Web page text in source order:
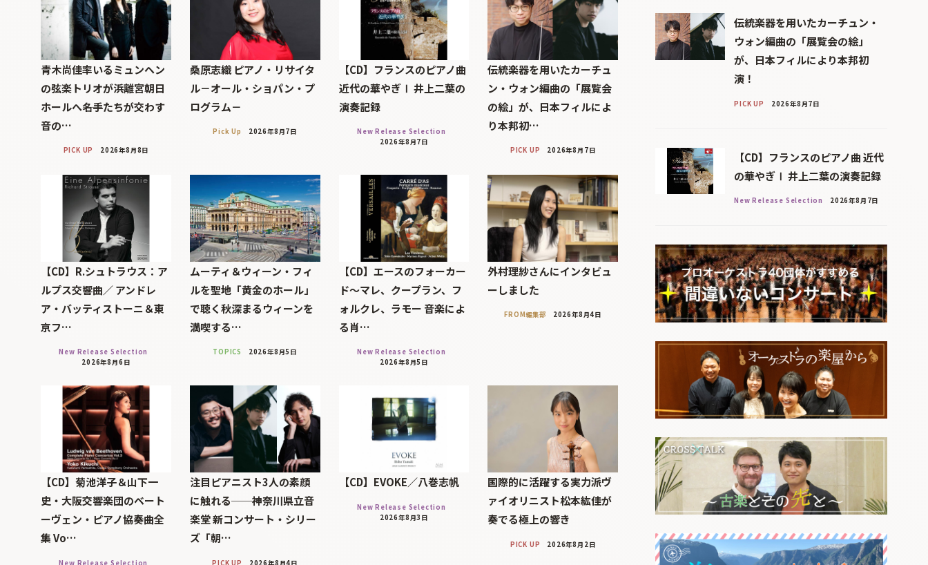
青木尚佳率いるミュンヘン
の弦楽トリオが浜離宮朝日
ホールへ――名手たちが交わす
音の…
PICK UP 2026年8月8日
桑原志織 ピアノ・リサイタ
ル－オール・ショパン・プ
ログラム－
Pick Up 2026年8月7日
【CD】フランスのピアノ曲
近代の華やぎⅠ 井上二葉の
演奏記録
New Release Selection
2026年8月7日
伝統楽器を用いたカーチュ
ン・ウォン編曲の「展覧会
の絵」が、日本フィルによ
り本邦初…
PICK UP 2026年8月7日
【CD】R.シュトラウス：ア
ルプス交響曲／ アンドレ
ア・バッティストーニ＆東
京フ…
New Release Selection
2026年8月6日
ムーティ＆ウィーン・フィ
ルを聖地「黄金のホール」
で聴く秋深まるウィーンを
満喫する…
TOPICS 2026年8月5日
【CD】エースのフォーカー
ド～マレ、クープラン、フ
ォルクレ、ラモー 音楽によ
る肖…
New Release Selection
2026年8月5日
外村理紗さんにインタビュ
ーしました
FROM編集部 2026年8月4日
【CD】菊池洋子＆山下一
史・大阪交響楽団のベート
ーヴェン・ピアノ協奏曲全
集 Vo…
New Release Selection
注目ピアニスト3人の素顔
に触れる──神奈川県立音
楽堂 新コンサート・シリー
ズ「朝…
PICK UP 2026年8月4日
【CD】EVOKE／八巻志帆
New Release Selection
2026年8月3日
国際的に活躍する実力派ヴ
ァイオリニスト松本紘佳が
奏でる極上の響き
PICK UP 2026年8月2日
伝統楽器を用いたカーチュン・
ウォン編曲の「展覧会の絵」
が、日本フィルにより本邦初
演！
PICK UP 2026年8月7日
【CD】フランスのピアノ曲 近代
の華やぎⅠ 井上二葉の演奏記録
New Release Selection 2026年8月7日